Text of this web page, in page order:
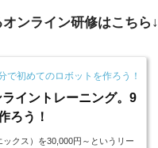
ンライン研修はこちら↓
初めてのロボットを作ろう！
イントレーニング。9
ろう！
ックス）を30,000円～というリー